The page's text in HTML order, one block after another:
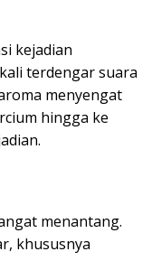
kejadian
terdengar suara
menyengat
hingga ke
menantang.
khususnya